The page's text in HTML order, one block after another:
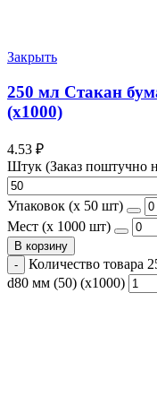
Закрыть
250 мл Стакан
(х1000)
4.53 ₽
Штук (Заказ поштучно
Упаковок (x 50 шт)
Мест (x 1000 шт)
В корзину
Количество
d80 мм (50) (х1000)